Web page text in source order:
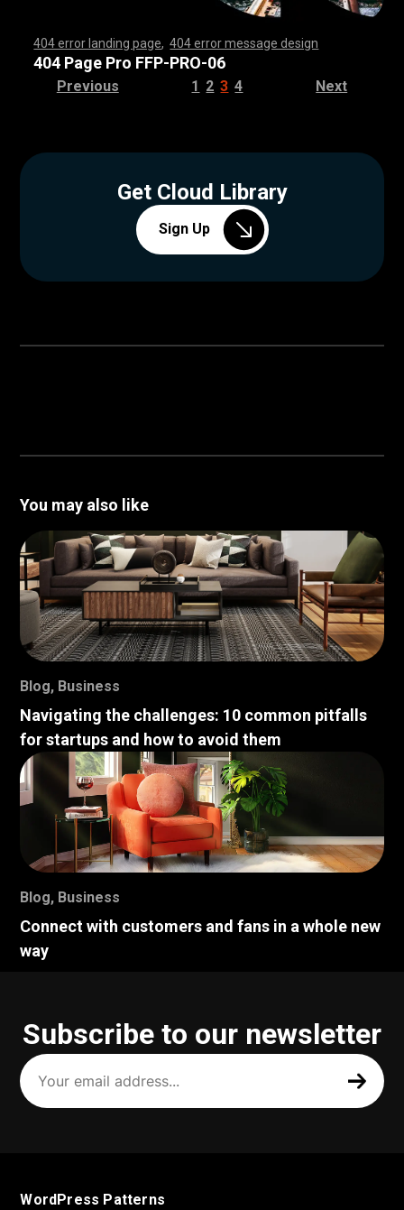
404 error landing page ,404 error message design
,,,,,,,,,,,,,,,,,,,,,,,, ,,,,,,,,,,,,,,,,,,,,,,,,,,,,
,,,,,,,,,,,,,,,,,,,,,,,, ,,,,,,,,,,,,,,,,,,,,,,,,,,,,
,,,,,,,,,,,,,,,,,,,,,,,, ,,,,,,,,,,,,,,,,,,,,,,,,,,,,
,,,,,,,,,,,,,,,,,,,,,,,, ,,,,,,,,,,,,,,,,,,,,,,,,,,,,
,,,,,,,,,,,,,,,,,,,,,,,, ,,,,,,,,,,,,,,,,,,,,,,,,,,,,
,,,,,,,,,,,,,,,,,,,,,,,, ,,,,,,,,,,,,,,,,,,,,,,,,,,,,
,,,,,,,,,,,,,,,,,,,,,,,, ,,,,,,,,,,,,,,,,,,,,,,,,,,,,
,,,,,,,,,,,,,,,,,,,,,,,, ,,,,,,,,,,,,,,,,,,,,,,,,,,,,
404 Page Pro FFP-PRO-06
Previous 1 2 3 4 Next
Get Cloud Library
Sign Up
You may also like
Blog, Business
Navigating the challenges: 10 common pitfalls
for startups and how to avoid them
Blog, Business
Connect with customers and fans in a whole new
way
Subscribe to our newsletter
Your
email
address
(Required)
WordPress Patterns